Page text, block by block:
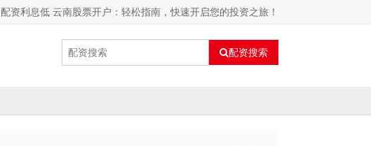
配资利息低 云南股票开户：轻松指南，快速开启您的投资之旅！
配资搜索